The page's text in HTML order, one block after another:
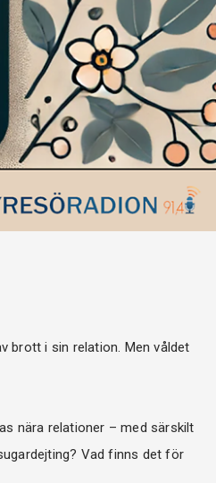
brott i sin relation. Men våldet
nära relationer – med särskilt
Vad finns det för